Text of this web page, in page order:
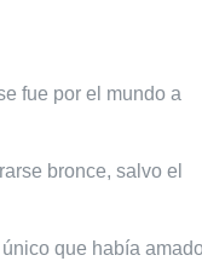
fue por el mundo a
bronce, salvo el
que había